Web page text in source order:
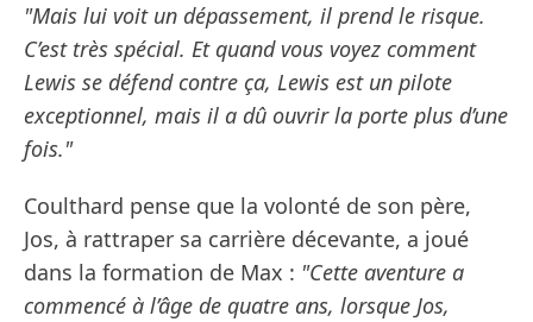
"Mais lui voit un dépassement, il prend le risque.
C’est très spécial. Et quand vous voyez comment
Lewis se défend contre ça, Lewis est un pilote
exceptionnel, mais il a dû ouvrir la porte plus d’une
fois."
Coulthard pense que la volonté de son père,
Jos, à rattraper sa carrière décevante, a joué
dans la formation de Max : "Cette aventure a
commencé à l’âge de quatre ans, lorsque Jos,